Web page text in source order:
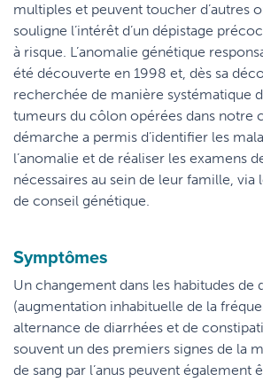
multiples et peuvent toucher d’autres
souligne l’intérêt d’un dépistage
à risque. L’anomalie génétique
été découverte en 1998 et, dès sa
recherchée de manière systématique
tumeurs du côlon opérées dans notre
démarche a permis d’identifier les
l’anomalie et de réaliser les examens
nécessaires au sein de leur famille, via
de conseil génétique.
Symptômes
Un changement dans les habitudes de
(augmentation inhabituelle de la
alternance de diarrhées et de
souvent un des premiers signes de la
de sang par l’anus peuvent également